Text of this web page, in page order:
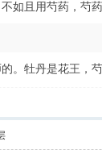
如且用芍药，芍
。牡丹是花王，芍